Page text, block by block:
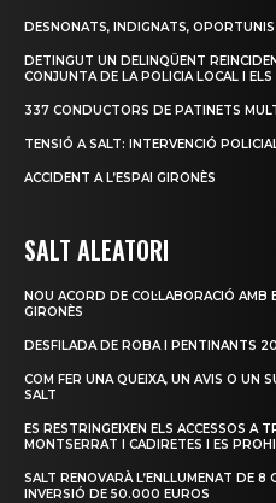
DESNONATS, INDIGNATS,
DETINGUT UN DELINQÜENT
CONJUNTA DE LA POLICIA LOCAL I
337 CONDUCTORS DE PATINETS
TENSIÓ A SALT: INTERVENCIÓ
ACCIDENT A L’ESPAI GIRONÈS
SALT ALEATORI
NOU ACORD DE COL·LABORACIÓ AMB
GIRONÈS
DESFILADA DE ROBA I PENTINANTS
COM FER UNA QUEIXA, UN AVIS O UN
SALT
ES RESTRINGEIXEN ELS ACCESSOS A
MONTSERRAT I CADIRETES I ES
SALT RENOVARÀ L’ENLLUMENAT DE 8
INVERSIÓ DE 50.000 EUROS